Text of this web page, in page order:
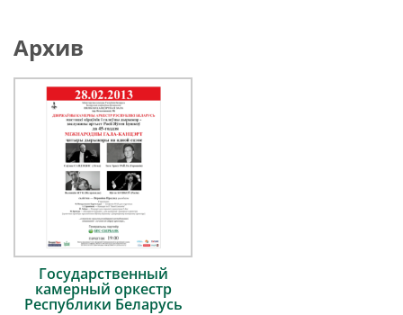
Архив
Государственный
камерный оркестр
Республики Беларусь